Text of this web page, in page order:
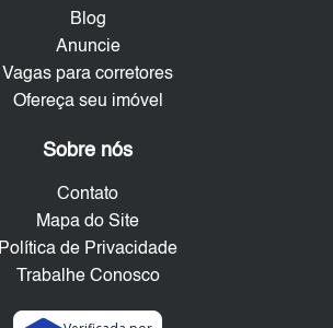
Blog
Anuncie
Vagas para corretores
Ofereça seu imóvel
Sobre nós
Contato
Mapa do Site
Política de Privacidade
Trabalhe Conosco